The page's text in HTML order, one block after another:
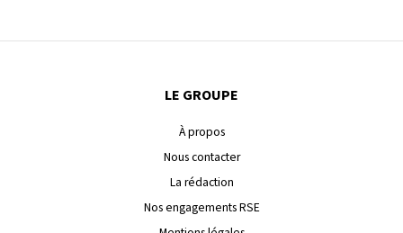
LE GROUPE
À propos
Nous contacter
La rédaction
Nos engagements RSE